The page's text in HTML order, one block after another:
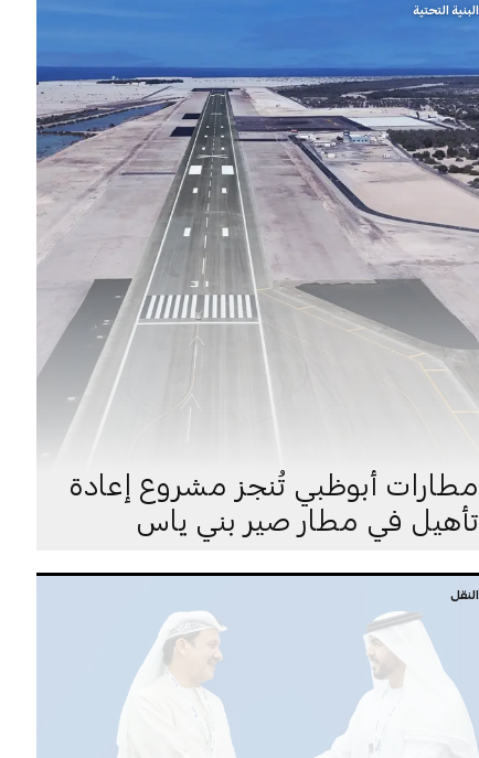
البنية التحتية
مطارات أبوظبي تُنجز مشروع إعادة
تأهيل في مطار صير بني ياس
النقل